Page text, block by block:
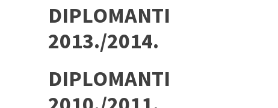
DIPLOMANTI
2013./2014.
DIPLOMANTI